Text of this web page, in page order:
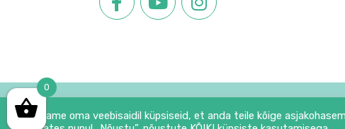
Kasutame oma veebisaidil küpsiseid, et anda teile kõige
0
10.12€5.06€
Lisa korvi
8.68€4.34€
Lisa korvi